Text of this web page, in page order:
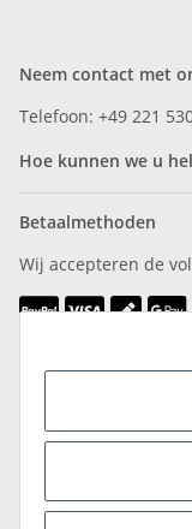
Neem contact met
Telefoon: +49 221
Hoe kunnen we u
Betaalmethoden
Wij accepteren de